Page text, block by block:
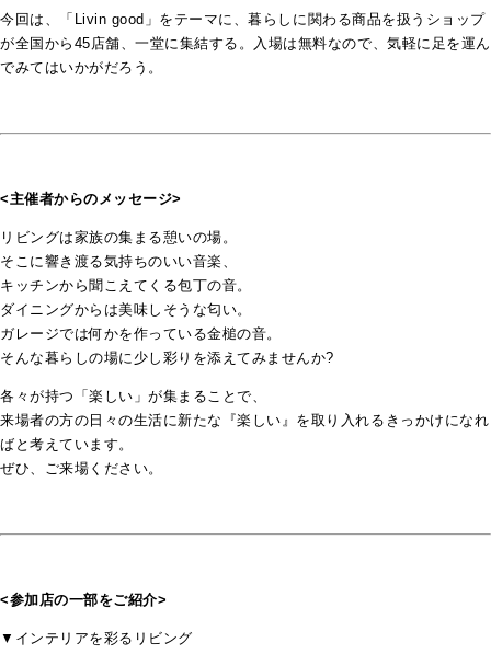
今回は、「Livin good」をテーマに、暮らしに関わる商品を扱うショップ
が全国から45店舗、一堂に集結する。入場は無料なので、気軽に足を運ん
でみてはいかがだろう。
<主催者からのメッセージ>
リビングは家族の集まる憩いの場。
そこに響き渡る気持ちのいい音楽、
キッチンから聞こえてくる包丁の音。
ダイニングからは美味しそうな匂い。
ガレージでは何かを作っている金槌の音。
そんな暮らしの場に少し彩りを添えてみませんか?
各々が持つ「楽しい」が集まることで、
来場者の方の日々の生活に新たな『楽しい』を取り入れるきっかけになれ
ばと考えています。
ぜひ、ご来場ください。
<参加店の一部をご紹介>
▼インテリアを彩るリビング